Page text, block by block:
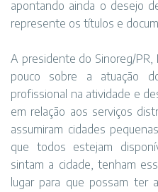
apontando ainda o desejo
represente os títulos e
A presidente do Sinoreg/PR,
pouco sobre a atuação
profissional na atividade e
em relação aos serviços
assumiram cidades
que todos estejam
sintam a cidade, tenham
lugar para que possam ter